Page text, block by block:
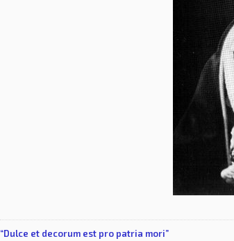
“Dulce et decorum est pro patria mori”